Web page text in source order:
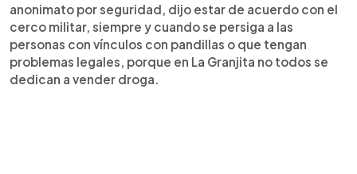
anonimato por seguridad, dijo estar de acuerdo con el
cerco militar, siempre y cuando se persiga a las
personas con vínculos con pandillas o que tengan
problemas legales, porque en La Granjita no todos se
dedican a vender droga.